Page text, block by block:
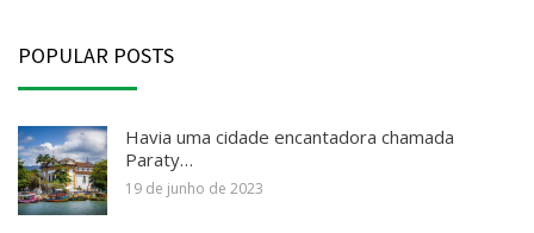
POPULAR POSTS
Havia uma cidade encantadora chamada
Paraty…
19 de junho de 2023